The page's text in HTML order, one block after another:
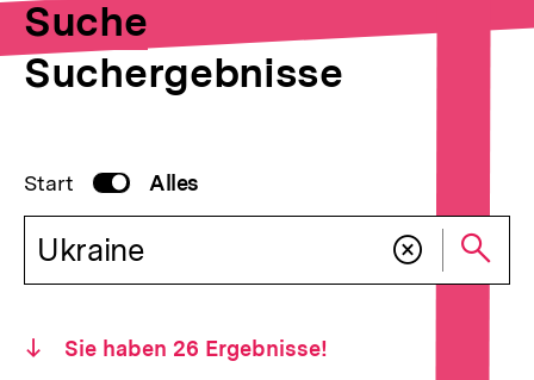
Suche
Suchergebnisse
Suchenumschalter
Start Suche
deaktiviert
Alles
Suchfeld leeren
Sie haben 26 Ergebnisse!